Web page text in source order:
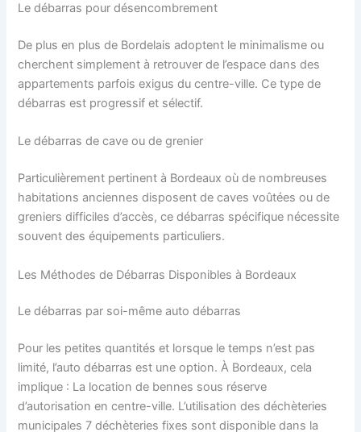
Le débarras pour désencombrement
De plus en plus de Bordelais adoptent le minimalisme ou
cherchent simplement à retrouver de l’espace dans des
appartements parfois exigus du centre-ville. Ce type de
débarras est progressif et sélectif.
Le débarras de cave ou de grenier
Particulièrement pertinent à Bordeaux où de nombreuses
habitations anciennes disposent de caves voûtées ou de
greniers difficiles d’accès, ce débarras spécifique nécessite
souvent des équipements particuliers.
Les Méthodes de Débarras Disponibles à Bordeaux
Le débarras par soi-même auto débarras
Pour les petites quantités et lorsque le temps n’est pas
limité, l’auto débarras est une option. À Bordeaux, cela
implique : La location de bennes sous réserve
d’autorisation en centre-ville. L’utilisation des déchèteries
municipales 7 déchèteries fixes sont disponible dans la